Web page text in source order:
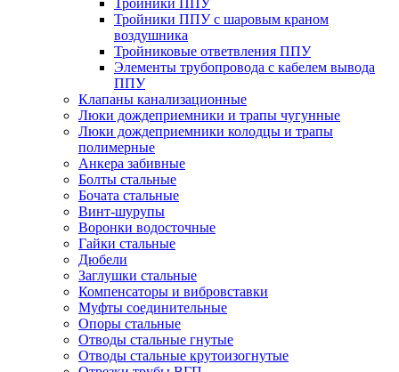
Тройники ППУ
Тройники ППУ с шаровым краном
воздушника
Тройниковые ответвления ППУ
Элементы трубопровода с кабелем вывода
ППУ
Клапаны канализационные
Люки дождеприемники и трапы чугунные
Люки дождеприемники колодцы и трапы
полимерные
Анкера забивные
Болты стальные
Бочата стальные
Винт-шурупы
Воронки водосточные
Гайки стальные
Дюбели
Заглушки стальные
Компенсаторы и вибровставки
Муфты соединительные
Опоры стальные
Отводы стальные гнутые
Отводы стальные крутоизогнутые